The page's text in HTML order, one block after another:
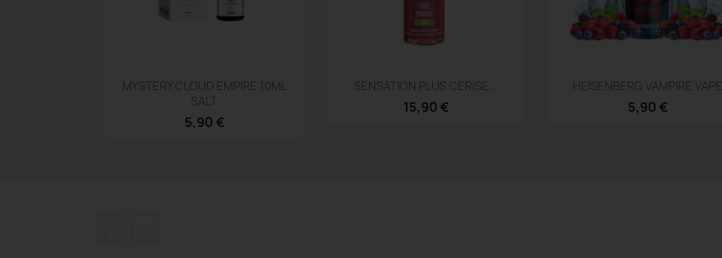
Aperçu rapide
MYSTERY CLOUD EMPIRE 10ML
SALT
5,90 €
Aperçu rapide
SENSATION PLUS CERISE...
15,90 €
Aperçu rapide
HEISENBERG VAMPIRE VAPE
5,90 €